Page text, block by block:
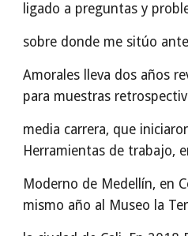
ligado a preguntas y
sobre donde me sitúo
Amorales lleva dos años
para muestras
media carrera, que
Herramientas de trabajo,
Moderno de Medellín, en
mismo año al Museo la